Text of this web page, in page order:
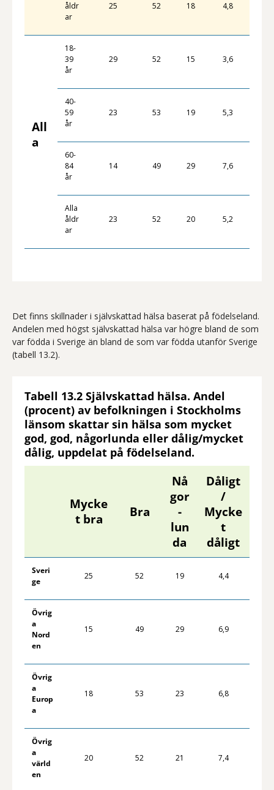
åldr
ar
25 52 18 4,8
All
a
18-
39
år
29 52 15 3,6
40-
59
år
23 53 19 5,3
60-
84
år
14 49 29 7,6
Alla
åldr
ar
23 52 20 5,2
Det finns skillnader i självskattad hälsa baserat på födelseland.
Andelen med högst självskattad hälsa var högre bland de som
var födda i Sverige än bland de som var födda utanför Sverige
(tabell 13.2).
Tabell 13.2 Självskattad hälsa. Andel
(procent) av befolkningen i Stockholms
länsom skattar sin hälsa som mycket
god, god, någorlunda eller dålig/mycket
dålig, uppdelat på födelseland.
Mycke
t bra
Bra
Nå
gor
-
lun
da
Dåligt
/
Mycke
t
dåligt
Sveri
ge
25 52 19 4,4
Övrig
a
Nord
en
15 49 29 6,9
Övrig
a
Europ
a
18 53 23 6,8
Övrig
a
värld
en
20 52 21 7,4